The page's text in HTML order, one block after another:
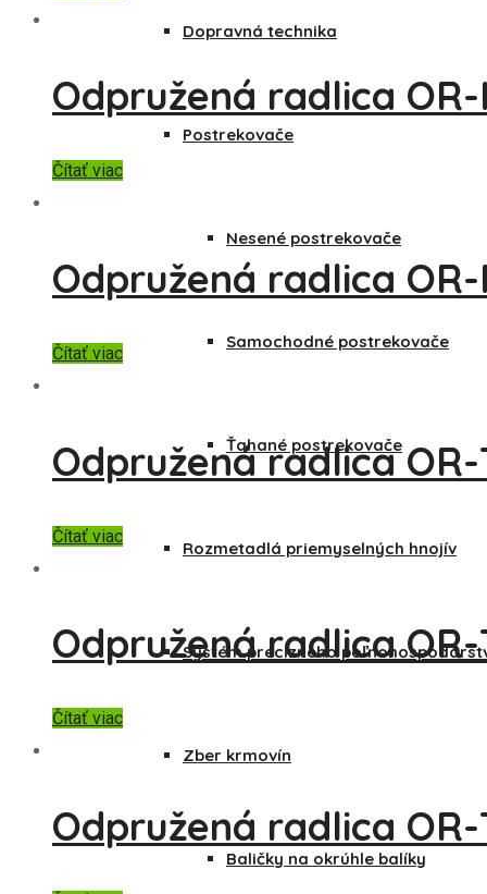
Dopravná technika
Postrekovače
Nesené postrekovače
Samochodné postrekovače
Ťahané postrekovače
Rozmetadlá priemyselných hnojív
Systém precízneho
Zber krmovín
Baličky na okrúhle balíky
Odpružená radlica
Čítať viac
Odpružená radlica OR-
Čítať viac
Odpružená radlica
Čítať viac
Odpružená radlica OR-
Čítať viac
Odpružená radlica